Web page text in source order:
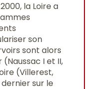
la Loire a
son
sont alors
(Naussac I et II,
(Villerest,
sur le